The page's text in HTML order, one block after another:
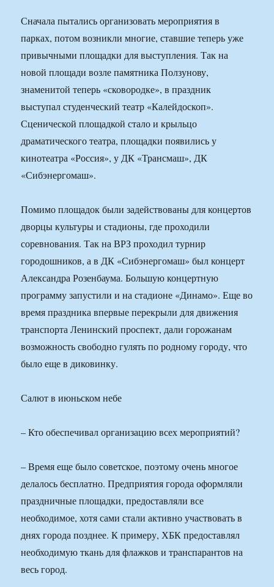
Сначала пытались организовать мероприятия в
парках, потом возникли многие, ставшие теперь уже
привычными площадки для выступления. Так на
новой площади возле памятника Ползунову,
знаменитой теперь «сковородке», в праздник
выступал студенческий театр «Калейдоскоп».
Сценической площадкой стало и крыльцо
драматического театра, площадки появились у
кинотеатра «Россия», у ДК «Трансмаш», ДК
«Сибэнергомаш».
Помимо площадок были задействованы для концертов
дворцы культуры и стадионы, где проходили
соревнования. Так на ВРЗ проходил турнир
городошников, а в ДК «Сибэнергомаш» был концерт
Александра Розенбаума. Большую концертную
программу запустили и на стадионе «Динамо». Еще во
время праздника впервые перекрыли для движения
транспорта Ленинский проспект, дали горожанам
возможность свободно гулять по родному городу, что
было еще в диковинку.
Салют в июньском небе
– Кто обеспечивал организацию всех мероприятий?
– Время еще было советское, поэтому очень многое
делалось бесплатно. Предприятия города оформляли
праздничные площадки, предоставляли все
необходимое, хотя сами стали активно участвовать в
днях города позднее. К примеру, ХБК предоставлял
необходимую ткань для флажков и транспарантов на
весь город.